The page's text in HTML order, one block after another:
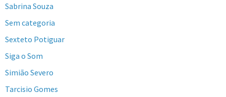
Sabrina Souza
Sem categoria
Sexteto Potiguar
Siga o Som
Simião Severo
Tarcisio Gomes